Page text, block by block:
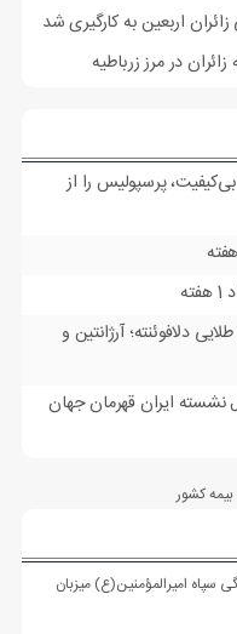
در مرز زرباطیه
بی‌کیفیت، پرسپولیس را از
1 هفته
دلافوئنته؛ آرژانتین و
نشسته ایران قهرمان جهان